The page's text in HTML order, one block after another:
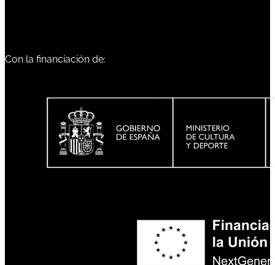
Con la financiación de: